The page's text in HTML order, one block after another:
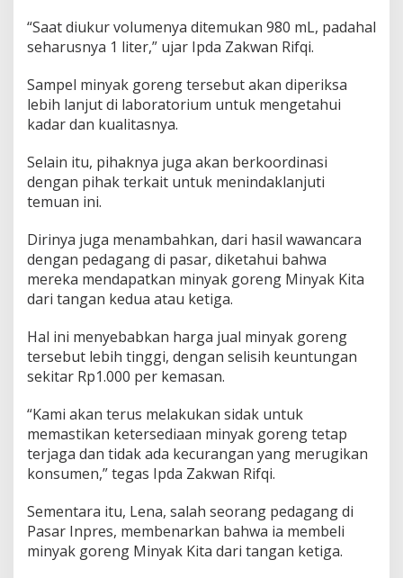
k
a
n
u
g
K
e
a
n
g
a
o
l
u
e
M
i
n
y
k
K
t
“Saat diukur volumenya ditemukan 980 mL, padahal
seharusnya 1 liter,” ujar Ipda Zakwan Rifqi.
Sampel minyak goreng tersebut akan diperiksa
lebih lanjut di laboratorium untuk mengetahui
kadar dan kualitasnya.
Selain itu, pihaknya juga akan berkoordinasi
dengan pihak terkait untuk menindaklanjuti
temuan ini.
Dirinya juga menambahkan, dari hasil wawancara
dengan pedagang di pasar, diketahui bahwa
mereka mendapatkan minyak goreng Minyak Kita
dari tangan kedua atau ketiga.
Hal ini menyebabkan harga jual minyak goreng
tersebut lebih tinggi, dengan selisih keuntungan
sekitar Rp1.000 per kemasan.
“Kami akan terus melakukan sidak untuk
memastikan ketersediaan minyak goreng tetap
terjaga dan tidak ada kecurangan yang merugikan
konsumen,” tegas Ipda Zakwan Rifqi.
Sementara itu, Lena, salah seorang pedagang di
Pasar Inpres, membenarkan bahwa ia membeli
minyak goreng Minyak Kita dari tangan ketiga.